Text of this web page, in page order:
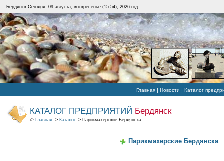
Бердянск Сегодня: 09 августа, воскресенье (15:54), 2026 год.
Главная | Новости | Каталог
КАТАЛОГ ПРЕДПРИЯТИЙ Бердянск
Главная -> Каталог -> Парикмахерские Бердянска
Парикмахерские Бердянска